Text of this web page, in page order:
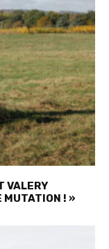
VALERY
MUTATION ! »